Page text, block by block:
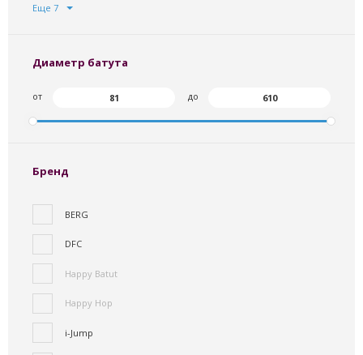
Еще 7
Диаметр батута
от до
Бренд
BERG
DFC
Happy Batut
Happy Hop
i-Jump